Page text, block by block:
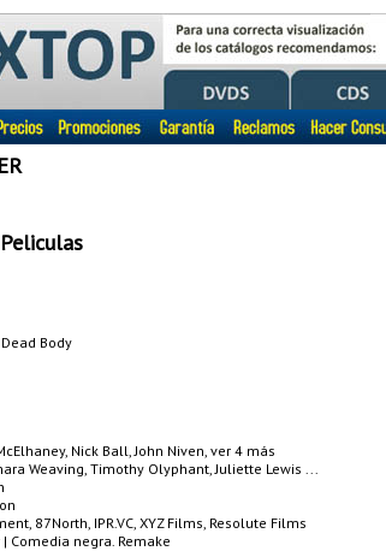
Body
Nick Ball, John Niven, ver 4 más
Weaving, Timothy Olyphant, Juliette Lewis ...
87North, IPR.VC, XYZ Films, Resolute Films
Comedia negra. Remake